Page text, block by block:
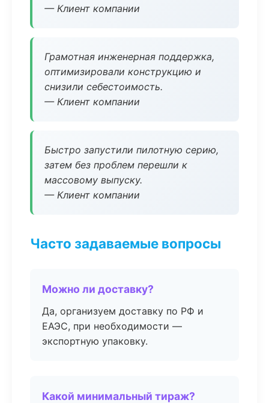
— Клиент компании
Грамотная инженерная поддержка,
оптимизировали конструкцию и
снизили себестоимость.
— Клиент компании
Быстро запустили пилотную серию,
затем без проблем перешли к
массовому выпуску.
— Клиент компании
Часто задаваемые вопросы
Можно ли доставку?
Да, организуем доставку по РФ и
ЕАЭС, при необходимости —
экспортную упаковку.
Какой минимальный тираж?